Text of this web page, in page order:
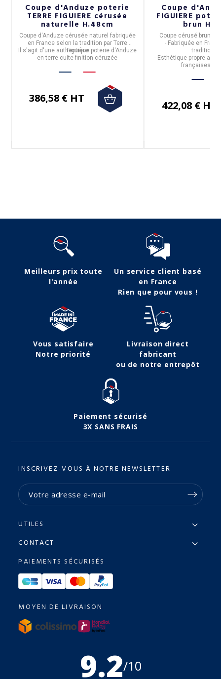
Coupe d'Anduze poterie
TERRE FIGUIERE cérusée
naturelle H.48cm
Coupe d'Anduze cérusée naturel fabriquée
en France selon la tradition par Terre
Figuière
Il s'agit d'une authentique poterie d'Anduze
en terre cuite finition céruzée
386,58 € HT
Coupe
FIGUIERE
brun
Coupe cérusé brun
- Fabriquée en
- Esthétique propre aux
françaises
422,08 € HT
Meilleurs prix toute
l'année
Un service client basé
en France
Rien que pour vous !
Vous satisfaire
Notre priorité
Livraison direct
fabricant
ou de notre entrepôt
Paiement sécurisé
3X SANS FRAIS
INSCRIVEZ-VOUS À NOTRE NEWSLETTER
UTILES
CONTACT
PAIEMENTS SÉCURISÉS
MOYEN DE LIVRAISON
9.2/10